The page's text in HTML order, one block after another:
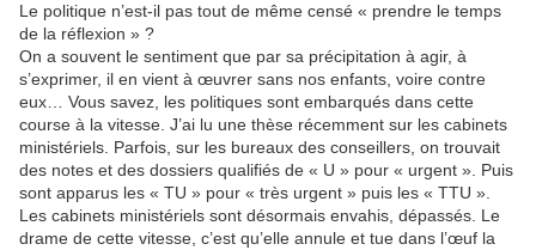
Le politique n’est-il pas tout de même censé « prendre le temps
de la réflexion » ?
On a souvent le sentiment que par sa précipitation à agir, à
s’exprimer, il en vient à œuvrer sans nos enfants, voire contre
eux… Vous savez, les politiques sont embarqués dans cette
course à la vitesse. J’ai lu une thèse récemment sur les cabinets
ministériels. Parfois, sur les bureaux des conseillers, on trouvait
des notes et des dossiers qualifiés de « U » pour « urgent ». Puis
sont apparus les « TU » pour « très urgent » puis les « TTU ».
Les cabinets ministériels sont désormais envahis, dépassés. Le
drame de cette vitesse, c’est qu’elle annule et tue dans l’œuf la